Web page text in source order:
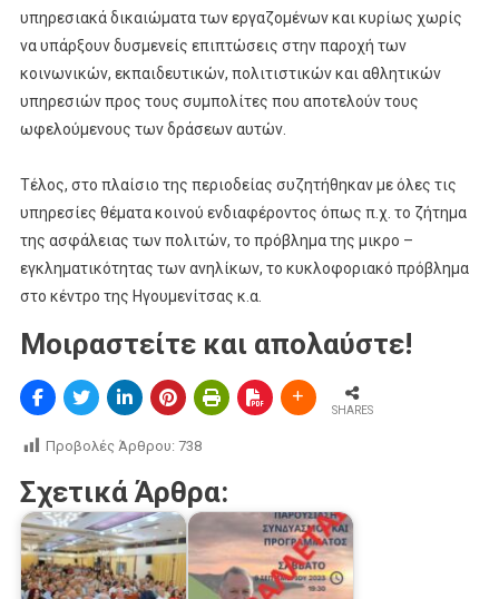
υπηρεσιακά δικαιώματα των εργαζομένων και κυρίως χωρίς
να υπάρξουν δυσμενείς επιπτώσεις στην παροχή των
κοινωνικών, εκπαιδευτικών, πολιτιστικών και αθλητικών
υπηρεσιών προς τους συμπολίτες που αποτελούν τους
ωφελούμενους των δράσεων αυτών.
Τέλος, στο πλαίσιο της περιοδείας συζητήθηκαν με όλες τις
υπηρεσίες θέματα κοινού ενδιαφέροντος όπως π.χ. το ζήτημα
της ασφάλειας των πολιτών, το πρόβλημα της μικρο –
εγκληματικότητας των ανηλίκων, το κυκλοφοριακό πρόβλημα
στο κέντρο της Ηγουμενίτσας κ.α.
Μοιραστείτε και απολαύστε!
SHARES
Προβολές Άρθρου: 738
Σχετικά Άρθρα: